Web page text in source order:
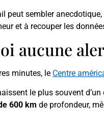
peut sembler
et à recouper les
aucune
minutes, le Centre
le plus souvent
600 km de profondeur,